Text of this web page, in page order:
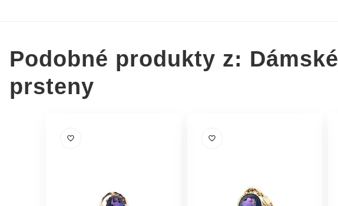
Podobné produkty z: Dámské
prsteny